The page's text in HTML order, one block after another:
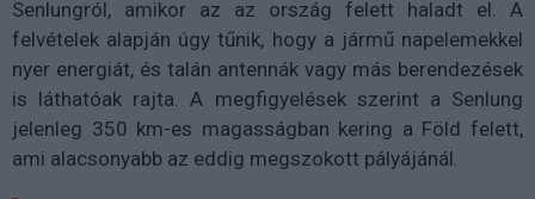
Senlungról, amikor az az ország felett haladt el. A
felvételek alapján úgy tűnik, hogy a jármű napelemekkel
nyer energiát, és talán antennák vagy más berendezések
is láthatóak rajta. A megfigyelések szerint a Senlung
jelenleg 350 km-es magasságban kering a Föld felett,
ami alacsonyabb az eddig megszokott pályájánál.